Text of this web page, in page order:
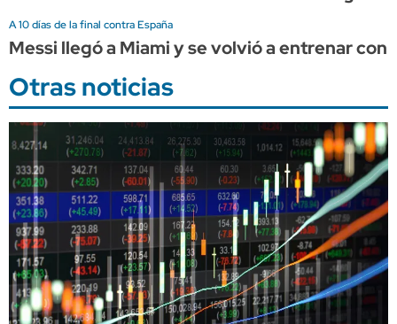
A 10 días de la final contra España
Messi llegó a Miami y se volvió a entrenar
Otras noticias